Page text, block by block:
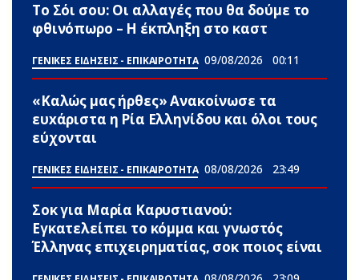
Το Σόι σου: Οι αλλαγές που θα δούμε το
φθινόπωρο – Η έκπληξη στο καστ
ΓΕΝΙΚΕΣ ΕΙΔΗΣΕΙΣ - ΕΠΙΚΑΙΡΟΤΗΤΑ 09/08/2026 00:11
«Καλώς μας ήρθες» Ανακοίνωσε τα
ευxάριστα η Ρία Ελληνίδου και όλοι τους
εύχονται
ΓΕΝΙΚΕΣ ΕΙΔΗΣΕΙΣ - ΕΠΙΚΑΙΡΟΤΗΤΑ 08/08/2026 23:49
Σoκ για Μαρία Καρυστιανού:
Εγκατελείπει το κόμμα και γνωστός
Έλληνας επιχειρηματίας, σoκ ποιος είναι